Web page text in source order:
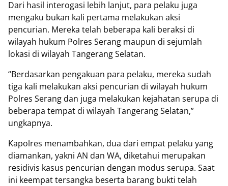
Dari hasil interogasi lebih lanjut, para pelaku juga
mengaku bukan kali pertama melakukan aksi
pencurian. Mereka telah beberapa kali beraksi di
wilayah hukum Polres Serang maupun di sejumlah
lokasi di wilayah Tangerang Selatan.
“Berdasarkan pengakuan para pelaku, mereka sudah
tiga kali melakukan aksi pencurian di wilayah hukum
Polres Serang dan juga melakukan kejahatan serupa di
beberapa tempat di wilayah Tangerang Selatan,”
ungkapnya.
Kapolres menambahkan, dua dari empat pelaku yang
diamankan, yakni AN dan WA, diketahui merupakan
residivis kasus pencurian dengan modus serupa. Saat
ini keempat tersangka beserta barang bukti telah